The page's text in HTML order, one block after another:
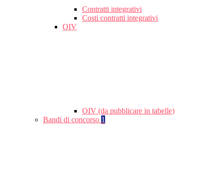
Contratti integrativi
Costi contratti integrativi
OIV
OIV (da pubblicare in tabelle)
Bandi di concorso 1